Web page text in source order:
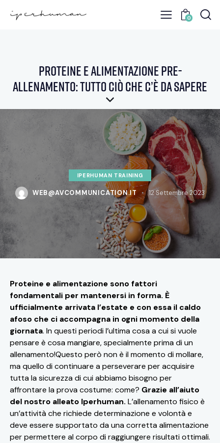
0
Proteine e alimentazione pre-
allenamento: tutto ciò che c’è da sapere
IPERHUMAN TRAINING
WEB@AVCOMMUNICATION.IT 12 Settembre 2023
Proteine e alimentazione sono fattori
fondamentali per mantenersi in forma. È
ufficialmente arrivata l’estate e con essa il caldo
afoso che ci accompagna in ogni momento della
giornata. In questi periodi l’ultima cosa a cui si vuole
pensare è cosa mangiare, specialmente prima di un
allenamento!Questo però non è il momento di mollare,
ma quello di continuare a perseverare per acquisire
tutta la sicurezza di cui abbiamo bisogno per
affrontare la prova costume: come? Grazie all’aiuto
del nostro alleato Iperhuman. L’allenamento fisico è
un’attività che richiede determinazione e volontà e
deve essere supportato da una corretta alimentazione
per permettere al corpo di raggiungere risultati ottimali.